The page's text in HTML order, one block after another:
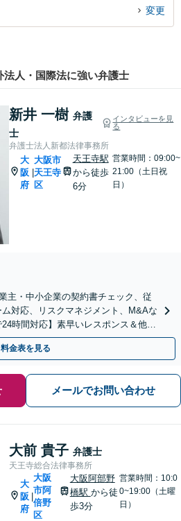
変更
人・国際法に強い弁護士
新井 一樹 弁護
士
インタビューを見
る
弁護士法人新都法律事務所
大
阪
府
大阪市
天王寺
区
天王寺駅
から徒歩
6分
営業時間：09:00~
21:00（土日祝
日）
主・中小企業の契約書チェック、従
対応、リスクマネジメント、M&Aな
時間対応】素早いレスポンス＆他士
料金表を見る
メールでお問い合わせ
大前 貴子 弁護士
天王寺総合法律事務所
大
阪
府
大阪
市阿
倍野
区
大阪阿部野
橋駅 から徒
歩3分
営業時間：10:0
0~19:00（土曜
日）